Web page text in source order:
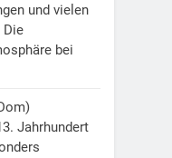
und vielen
Die
bei
Jahrhundert